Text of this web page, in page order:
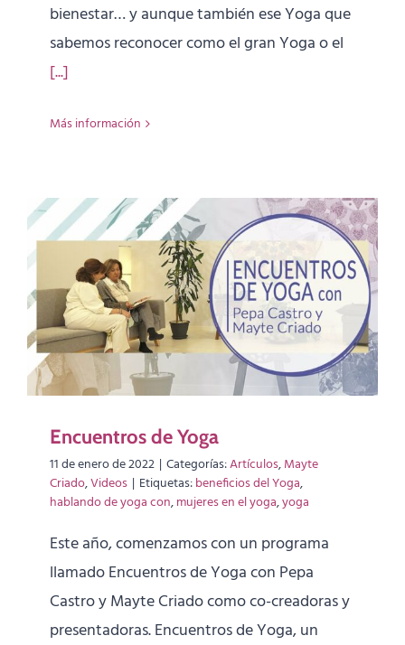
bienestar… y aunque también ese Yoga que
sabemos reconocer como el gran Yoga o el
[...]
Más información
Encuentros de Yoga
11 de enero de 2022 | Categorías:Artículos,Mayte
Criado,Videos | Etiquetas:beneficios del Yoga,
hablando de yoga con,mujeres en el yoga,yoga
Este año, comenzamos con un programa
llamado Encuentros de Yoga con Pepa
Castro y Mayte Criado como co-creadoras y
presentadoras. Encuentros de Yoga, un